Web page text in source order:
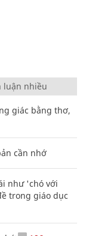
luận nhiều
giác bằng thơ,
cần nhớ
như 'chó với
trong giáo dục